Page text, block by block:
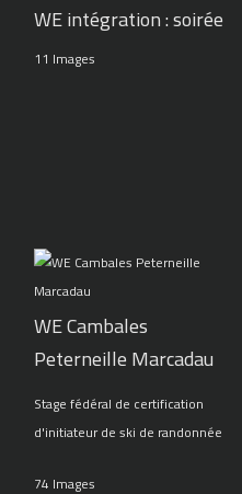
WE intégration : soirée
11 Images
WE Cambales
Peterneille Marcadau
Stage fédéral de certification
d'initiateur de ski de randonnée
74 Images